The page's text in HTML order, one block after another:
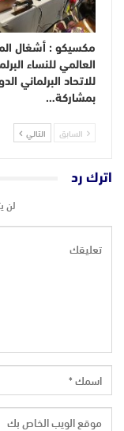
مكسيكو : أشغال
العالمي للنساء
للاتحاد البرلماني
بمشاركة…
السابق التالي
اترك رد
لن